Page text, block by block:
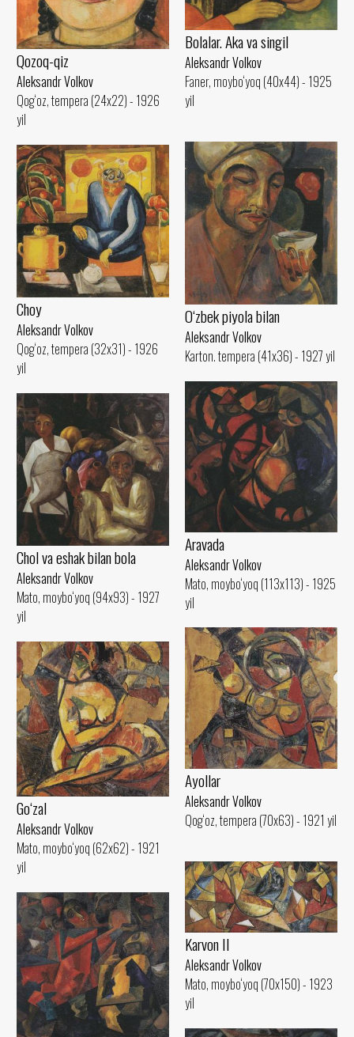
Qozoq-qiz
Aleksandr Volkov
Qog‘oz, tempera (24x22) - 1926
yil
Bolalar. Aka va singil
Aleksandr Volkov
Faner, moybo‘yoq (40x44) - 1925
yil
O‘zbek piyola bilan
Aleksandr Volkov
Karton. tempera (41x36) - 1927 yil
Choy
Aleksandr Volkov
Qog‘oz, tempera (32x31) - 1926
yil
Aravada
Aleksandr Volkov
Mato, moybo‘yoq (113x113) - 1925
yil
Chol va eshak bilan bola
Aleksandr Volkov
Mato, moybo‘yoq (94x93) - 1927
yil
Ayollar
Aleksandr Volkov
Qog‘oz, tempera (70x63) - 1921 yil
Go‘zal
Aleksandr Volkov
Mato, moybo‘yoq (62x62) - 1921
yil
Karvon II
Aleksandr Volkov
Mato, moybo‘yoq (70x150) - 1923
yil